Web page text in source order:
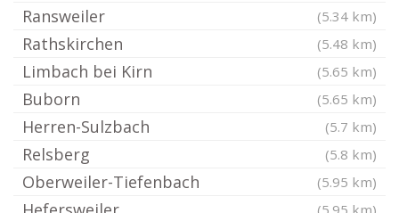
Ransweiler (5.34 km)
Rathskirchen (5.48 km)
Limbach bei Kirn (5.65 km)
Buborn (5.65 km)
Herren-Sulzbach (5.7 km)
Relsberg (5.8 km)
Oberweiler-Tiefenbach (5.95 km)
(5.95 km)